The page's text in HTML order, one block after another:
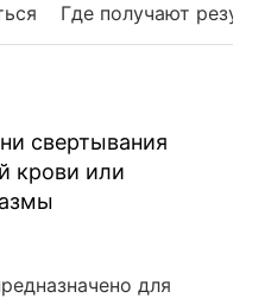
Где получают
свертывания
крови или
для